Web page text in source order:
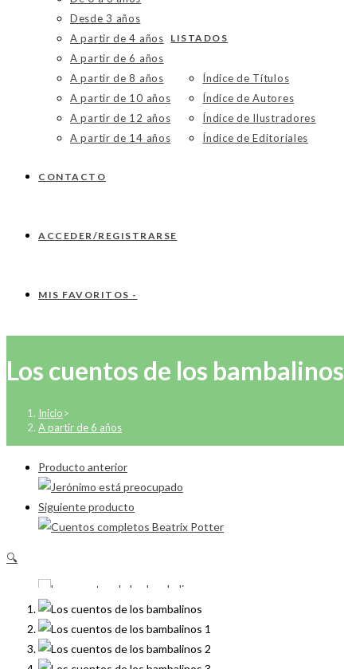
Desde 3 años
A partir de 4 años
A partir de 6 años
A partir de 8 años
A partir de 10 años
A partir de 12 años
A partir de 14 años
LISTADOS
Índice de Títulos
Índice de Autores
Índice de Ilustradores
Índice de Editoriales
CONTACTO
ACCEDER/REGISTRARSE
MIS FAVORITOS -
Los cuentos de los bambalinos
Inicio>
A partir de 6 años
Producto anterior
Siguiente producto
🔍